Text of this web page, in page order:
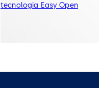
tecnologia Easy Open